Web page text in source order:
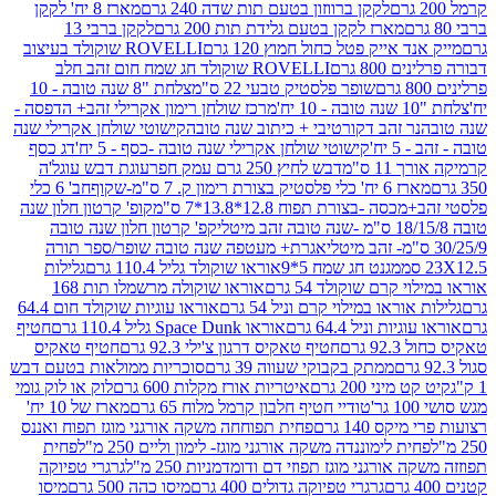
לקקן ברווזון בטעם תות שדה 240 גרם
מארז 8 יח' לקקן
מארז לקקן בטעם גלידת תות 200 גרם
לקקן ברבי 13
אייק פטל כחול חמוץ 120 גרם
ROVELLI שוקולד בעיצוב
גרם
ROVELLI שוקולד חג שמח חום זהב חלב
שופר פלסטיק טבעי 22 ס"מ
צלחת "8 שנה טובה - 10
מרכז שולחן רימון אקרילי זהב+ הדפסה -
זהב דקורטיבי + כיתוב שנה טובהקישוטי שולחן אקרילי שנה
קישוטי שולחן אקרילי שנה טובה -כסף - 5 יח'
דג כסף
ס"מ
דבש לחיץ 250 גרם עמק חפר
עוגת דבש עוגל'ה
בצורת רימון ק. 7 ס"מ-שקוף
חב' 6 כלי
-בצורת תפוח 12.8*13.8*7 ס"מ
קופ' קרטון חלון שנה
קפ' קרטון חלון שנה טובה
אגרת+ מעטפה שנה טובה שופר/ספר תורה
מגנט חג שמח 5*9
אוראו שוקולד גליל 110.4 גרם
גלילות
קרם שוקולד 54 גרם
אוראו שוקולה מרשמלו תות 168
במילוי קרם וניל 54 גרם
אוראו עוגיות שוקולד חום 64.4
וניל 64.4 גרם
אוראו Space Dunk גליל 110.4 גרם
חטיף
חטיף טאקיס דרגון צ'ילי 92.3 גרם
חטיף טאקיס
ממתק בקבוקי שעווה 39 גרם
סוכריות ממולאות בטעם דבש
200 גרם
איטריות אורז מקלות 600 גרם
לוק או לוק גומי
טודיי חטיף חלבון קרמל מלוח 65 גרם
מארז של 10 יח'
140 גרם
פחית תפוחחה משקה אורגני מוגז תפוח ואננס
לימוננדה משקה אורגני מוגז- לימון וליים 250 מ"ל
פחית
מוגז תפוזי דם ודומדמניות 250 מ"ל
גרגרי טפיוקה
גרגרי טפיוקה גדולים 400 גרם
מיסו כהה 500 גרם מיסו